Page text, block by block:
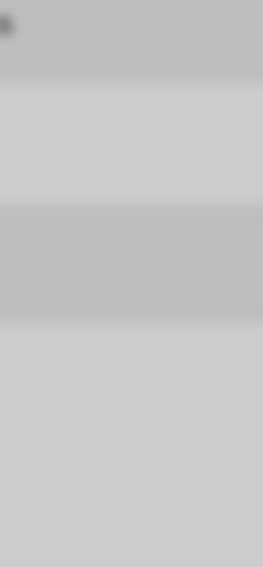
unserer Seite
bearbeiten
mit